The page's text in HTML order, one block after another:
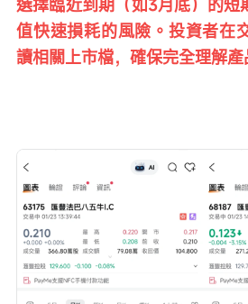
選擇臨近到期（如3月底）的短
值快速損耗的風險。投資者在
讀相關上市檔，確保完全理解產